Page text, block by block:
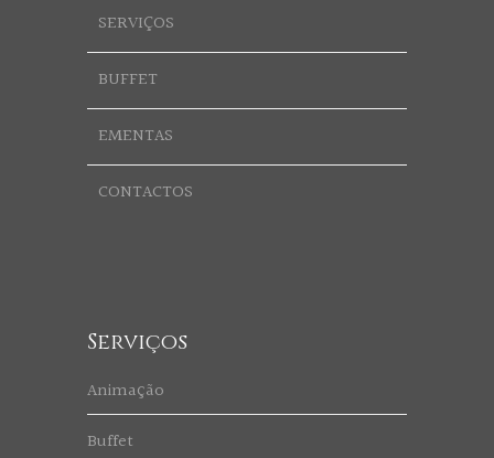
SERVIÇOS
BUFFET
EMENTAS
CONTACTOS
Serviços
Animação
Buffet